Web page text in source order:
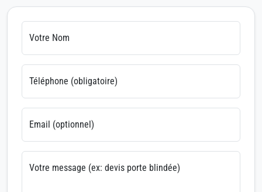
Votre Nom
Téléphone (obligatoire)
Email (optionnel)
Votre message (ex: devis porte blindée)